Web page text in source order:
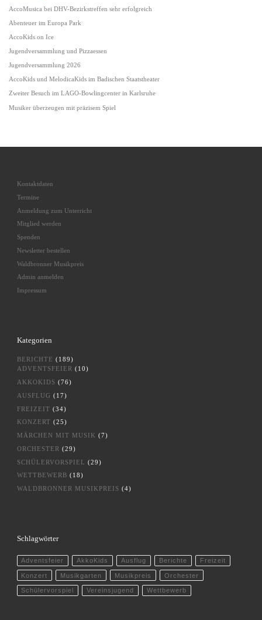
AccoMusica bei DHV-Bezirkstreffen sehr erfolgreich
Abenteuer im Europa Park
AccoKids on Ice
Jugendversammlung und Pizzaessen
Jugendversammlung 2026
AccoKids und MelodicaKids im Badischen Staatstheater
Zweiter Besuch im LAGO-Bowlingcenter in Karlsruhe
Musiker überzeugen mit präzisem Spiel
Kontaktdaten
Termine
Anmeldung zum Unterricht
Mitglied werden
Spenden
Newsletter bestellen
Waldbronner Musikpreis
Admin anmelden
Impressum
Kategorien
BERICHTE (189)
ADVENTSFEIER (10)
AKKOKIDS (76)
AUSFLUG (17)
FREIZEIT (34)
KONZERT (25)
MÄRCHEN MIT MUSIK (7)
ORCHESTER (29)
SCHÜLERVORSPIEL (29)
WETTBEWERB (18)
WALDBRONNER MUSIKPREIS (4)
Schlagwörter
Adventsfeier AkkoKids Ausflug Berichte Freizeit
Konzert Musikgarten Musikpreis Orchester
Schülervorspiel Vereinsjugend Wettbewerb